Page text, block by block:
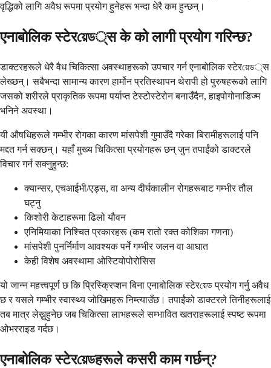
वृद्धिको लागि अवैध रूपमा प्रयोग हुनेहरू भन्दा धेरै कम हुन्छन्।
एनाबोलिक स्टेरয়েড्स के को लागी प्रयोग गरिन्छ?
डाक्टरहरूले धेरै वैध चिकित्सा अवस्थाहरूको उपचार गर्न एनाबोलिक स्टेरয়েড्स
लेख्छन्। सबैभन्दा सामान्य कारण हार्मोन प्रतिस्थापन थेरापी हो पुरुषहरूको लागि
जसको शरीरले प्राकृतिक रूपमा पर्याप्त टेस्टोस्टेरोन बनाउँदैन, हाइपोगोनाडिज्म
भनिने अवस्था।
यी औषधिहरूले गम्भीर रोगका कारण मांसपेशी गुमाउँदै गरेका बिरामीहरूलाई पनि
मद्दत गर्न सक्छन्। यहाँ मुख्य चिकित्सा प्रयोगहरू छन् जुन तपाईंको डाक्टरले
विचार गर्न सक्नुहुन्छ:
क्यान्सर, एचआईभी/एड्स, वा अन्य दीर्घकालीन रोगहरूबाट गम्भीर तौल
घट्नु
किशोरी केटाहरूमा ढिलो यौवन
एनिमियाका निश्चित प्रकारहरू (कम रातो रक्त कोशिका गणना)
मांसपेशी पुनर्निर्माण आवश्यक पर्ने गम्भीर जलन वा आघात
केही विशेष अवस्थामा ओस्टियोपोरोसिस
यो जान्न महत्त्वपूर्ण छ कि प्रिस्क्रिप्शन बिना एनाबोलिक स्टेरয়েড प्रयोग गर्नु अवैध
छ र यसले गम्भीर स्वास्थ्य जोखिमहरू निम्त्याउँछ। तपाईंको डाक्टरले तिनीहरूलाई
तब मात्र लेख्नुहुनेछ जब चिकित्सा लाभहरूले सम्भावित खतराहरूलाई स्पष्ट रूपमा
ओभरराइड गर्दछ।
एनाबोलिक स्टेरয়েডहरूले कसरी काम गर्छन्?